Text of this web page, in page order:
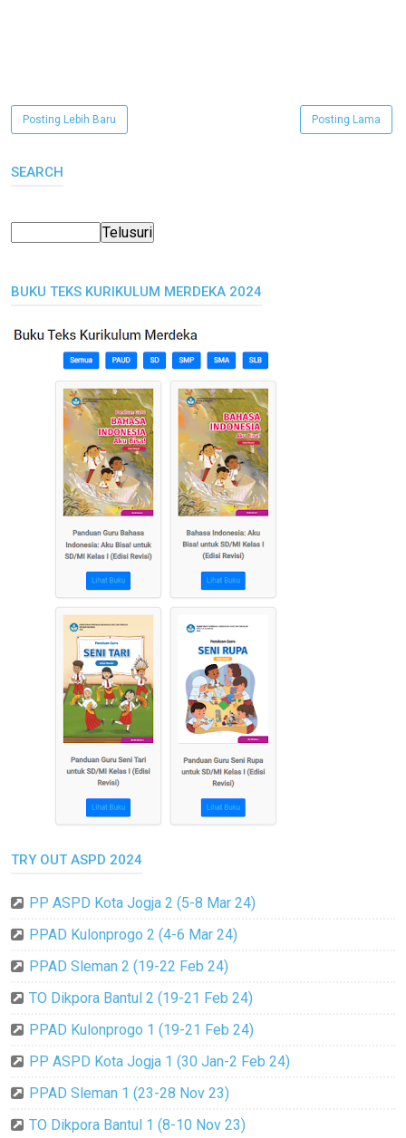
Posting Lebih Baru Posting Lama
SEARCH
BUKU TEKS KURIKULUM MERDEKA 2024
TRY OUT ASPD 2024
PP ASPD Kota Jogja 2 (5-8 Mar 24)
PPAD Kulonprogo 2 (4-6 Mar 24)
PPAD Sleman 2 (19-22 Feb 24)
TO Dikpora Bantul 2 (19-21 Feb 24)
PPAD Kulonprogo 1 (19-21 Feb 24)
PP ASPD Kota Jogja 1 (30 Jan-2 Feb 24)
PPAD Sleman 1 (23-28 Nov 23)
TO Dikpora Bantul 1 (8-10 Nov 23)